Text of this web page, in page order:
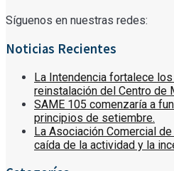
Síguenos en nuestras redes:
Noticias Recientes
La Intendencia fortalece
reinstalación del Centro de
SAME 105 comenzaría a
principios de setiembre.
La Asociación Comercial
caída de la actividad y la